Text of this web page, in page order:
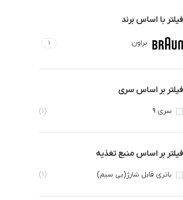
فیلتر با اساس برند
براون 1
فیلتر بر اساس سری
سری 9 (1)
فیلتر بر اساس منبع تغذیه
باتری قابل شارژ(بی سیم) (1)